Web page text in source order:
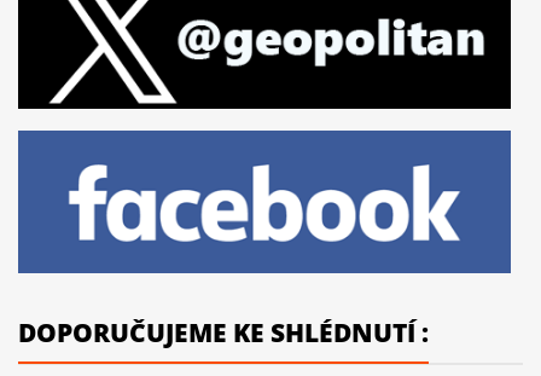
DOPORUČUJEME KE SHLÉDNUTÍ :